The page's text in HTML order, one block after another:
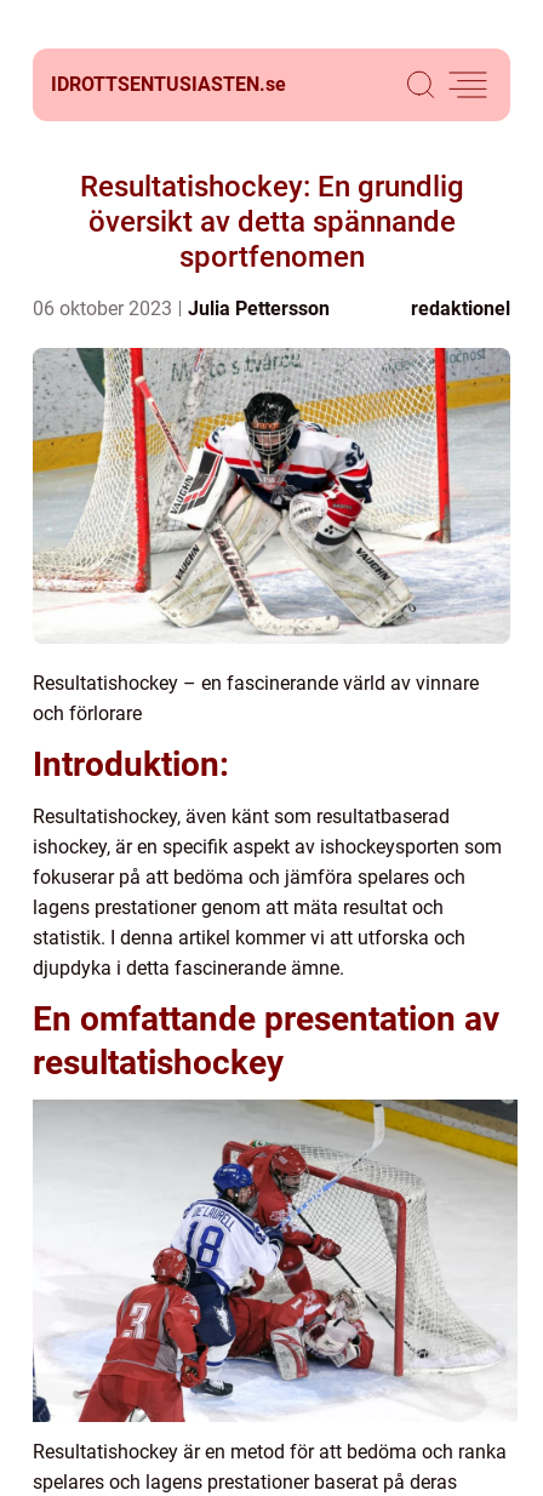
IDROTTSENTUSIASTEN.se
Resultatishockey: En grundlig
översikt av detta spännande
sportfenomen
06 oktober 2023 Julia Pettersson redaktionel
Resultatishockey – en fascinerande värld av vinnare
och förlorare
Introduktion:
Resultatishockey, även känt som resultatbaserad
ishockey, är en specifik aspekt av ishockeysporten som
fokuserar på att bedöma och jämföra spelares och
lagens prestationer genom att mäta resultat och
statistik. I denna artikel kommer vi att utforska och
djupdyka i detta fascinerande ämne.
En omfattande presentation av
resultatishockey
Resultatishockey är en metod för att bedöma och ranka
spelares och lagens prestationer baserat på deras